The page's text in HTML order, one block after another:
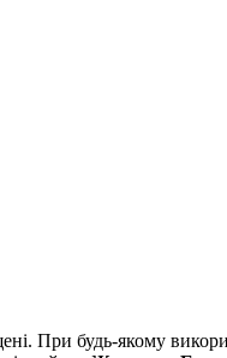
При будь-якому